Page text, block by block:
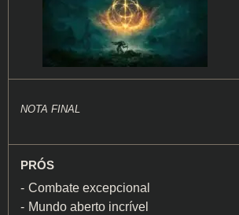
NOTA FINAL
PRÓS
Combate excepcional
Mundo aberto incrível